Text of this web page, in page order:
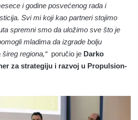
i godine posvećenog rada i
Svi mi koji kao partneri stojimo
spremni smo da uložimo sve što je
mladima da izgrade bolju
regiona,“poručio je Darko
za strategiju i razvoj u Propulsion-